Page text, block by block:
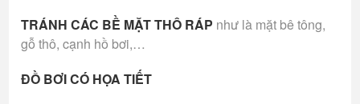
TRÁNH CÁC BỀ MẶT THÔ RÁP như là mặt bê tông,
gỗ thô, cạnh hồ bơi,…
ĐỒ BƠI CÓ HỌA TIẾT